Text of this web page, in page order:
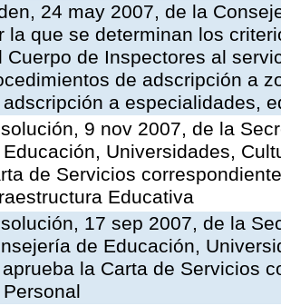
24 may 2007, de la
la que se determinan los
Cuerpo de Inspectores al
de adscripción a
a especialidades,
9 nov 2007, de la
Universidades,
de Servicios
Educativa
17 sep 2007, de la
de Educación,
la Carta de Servicios